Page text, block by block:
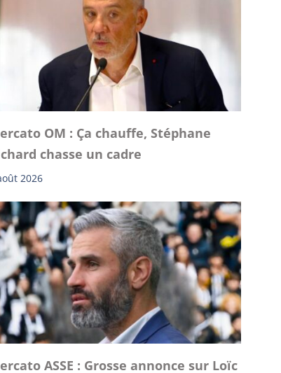
OM : Ça chauffe, Stéphane
chasse un cadre
2026
ASSE : Grosse annonce sur Loïc